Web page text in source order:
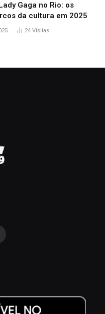
Gaga no Rio: os
da cultura em 2025
24 Visitas